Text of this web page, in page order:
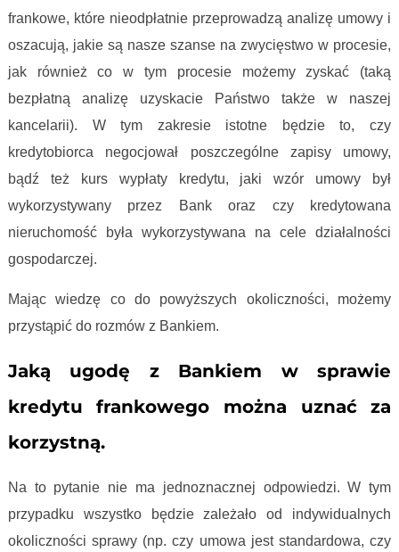
frankowe, które nieodpłatnie przeprowadzą analizę umowy i
oszacują, jakie są nasze szanse na zwycięstwo w procesie,
jak również co w tym procesie możemy zyskać (taką
bezpłatną analizę uzyskacie Państwo także w naszej
kancelarii). W tym zakresie istotne będzie to, czy
kredytobiorca negocjował poszczególne zapisy umowy,
bądź też kurs wypłaty kredytu, jaki wzór umowy był
wykorzystywany przez Bank oraz czy kredytowana
nieruchomość była wykorzystywana na cele działalności
gospodarczej.
Mając wiedzę co do powyższych okoliczności, możemy
przystąpić do rozmów z Bankiem.
Jaką ugodę z Bankiem w sprawie
kredytu frankowego można uznać za
korzystną.
Na to pytanie nie ma jednoznacznej odpowiedzi. W tym
przypadku wszystko będzie zależało od indywidualnych
okoliczności sprawy (np. czy umowa jest standardowa, czy